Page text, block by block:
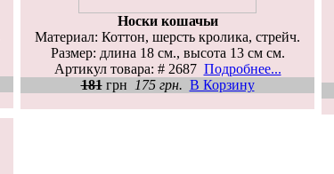
Носки кошачьи
Материал: Коттон, шерсть кролика, стрейч.
Размер: длина 18 см., высота 13 см см.
Артикул товара: # 2687 Подробнее...
181грн 175 грн. В Корзину